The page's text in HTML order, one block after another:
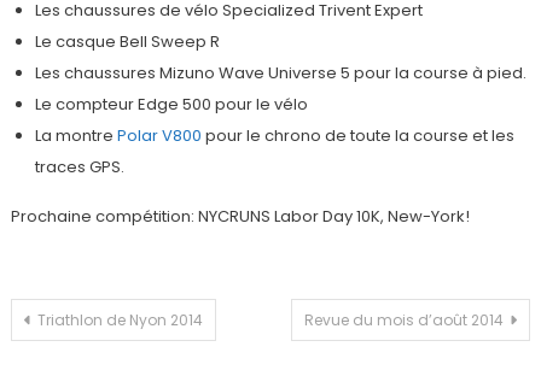
Les chaussures de vélo Specialized Trivent Expert
Le casque Bell Sweep R
Les chaussures Mizuno Wave Universe 5 pour la course à pied.
Le compteur Edge 500 pour le vélo
La montre Polar V800 pour le chrono de toute la course et les
traces GPS.
Prochaine compétition: NYCRUNS Labor Day 10K, New-York!
Navigation
Triathlon de Nyon 2014 Revue du mois d’août 2014